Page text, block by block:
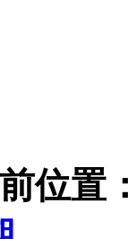
位置